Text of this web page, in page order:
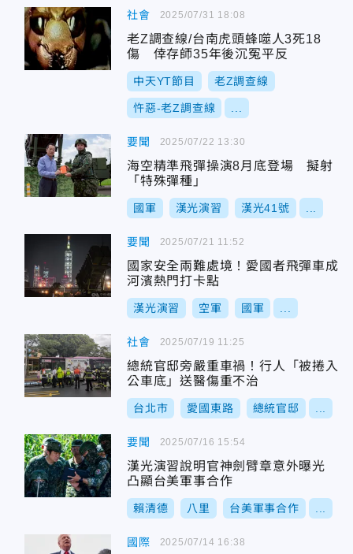
社會
老Z調查線/台南虎頭蜂噬人3死18
傷 倖存師35年後沉冤平反
中天YT節目 老Z調查線
忤惡-老Z調查線
2025/07/31 18:08
要聞
海空精準飛彈操演8月底登場 擬射
「特殊彈種」
國軍 漢光演習 漢光41號
2025/07/22 13:30
要聞
國家安全兩難處境！愛國者飛彈車成
河濱熱門打卡點
漢光演習 空軍 國軍
2025/07/21 11:52
社會
總統官邸旁嚴重車禍！行人「被捲入
公車底」送醫傷重不治
台北市 愛國東路 總統官邸
2025/07/19 11:25
要聞
漢光演習說明官神劍臂章意外曝光
凸顯台美軍事合作
賴清德 八里 台美軍事合作
2025/07/16 15:54
國際 2025/07/14 16:38